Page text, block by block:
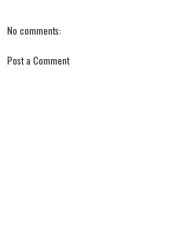
No comments:
Post a Comment